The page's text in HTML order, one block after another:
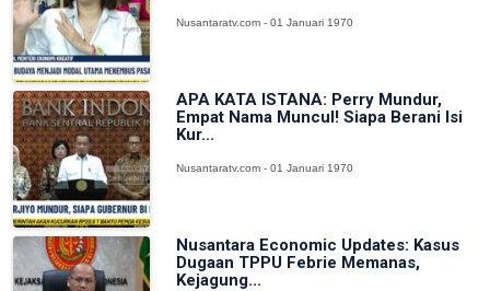
Nusantaratv.com - 01 Januari 1970
APA KATA ISTANA: Perry Mundur,
Empat Nama Muncul! Siapa Berani Isi
Kur...
Nusantaratv.com - 01 Januari 1970
Nusantara Economic Updates: Kasus
Dugaan TPPU Febrie Memanas,
Kejagung...